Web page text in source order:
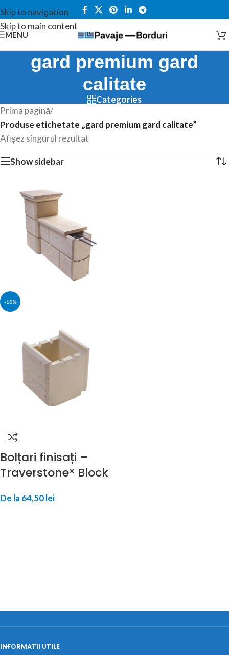
Skip to navigation
Skip to main content
MENU
gard premium gard
calitate
Categories
Prima pagină/
Produse etichetate „gard premium gard calitate”
Afișez singurul rezultat
Show sidebar
-10%
Bolțari finisați –
Traverstone® Block
De la64,50lei
INFORMATII UTILE